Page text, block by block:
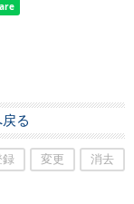
る
録 変更 消去